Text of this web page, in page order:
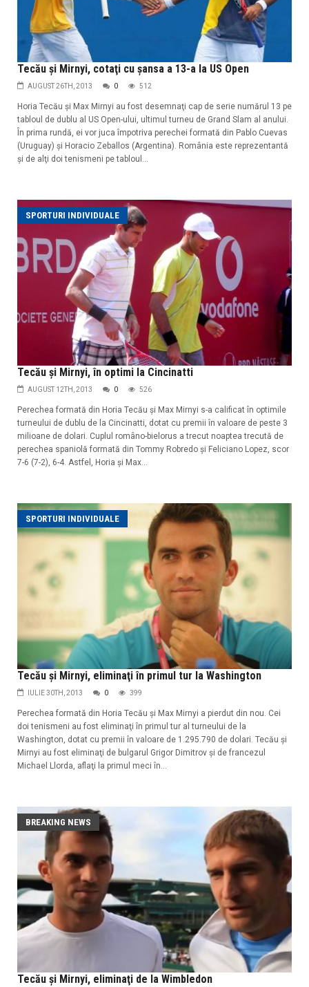
Tecău şi Mirnyi, cotaţi cu şansa a 13-a la US Open
AUGUST 26TH, 2013 0 512
Horia Tecău şi Max Mirnyi au fost desemnaţi cap de serie numărul 13 pe
tabloul de dublu al US Open-ului, ultimul turneu de Grand Slam al anului.
În prima rundă, ei vor juca împotriva perechei formată din Pablo Cuevas
(Uruguay) şi Horacio Zeballos (Argentina). România este reprezentantă
şi de alţi doi tenismeni pe tabloul...
SPORTURI INDIVIDUALE
Tecău și Mirnyi, în optimi la Cincinatti
AUGUST 12TH, 2013 0 526
Perechea formată din Horia Tecău și Max Mirnyi s-a calificat în optimile
turneului de dublu de la Cincinatti, dotat cu premii în valoare de peste 3
milioane de dolari. Cuplul româno-bielorus a trecut noaptea trecută de
perechea spaniolă formată din Tommy Robredo și Feliciano Lopez, scor
7-6 (7-2), 6-4. Astfel, Horia și Max...
SPORTURI INDIVIDUALE
Tecău şi Mirnyi, eliminaţi în primul tur la Washington
IULIE 30TH, 2013 0 399
Perechea formată din Horia Tecău şi Max Mirnyi a pierdut din nou. Cei
doi tenismeni au fost eliminaţi în primul tur al turneului de la
Washington, dotat cu premii în valoare de 1.295.790 de dolari. Tecău şi
Mirnyi au fost eliminaţi de bulgarul Grigor Dimitrov şi de francezul
Michael Llorda, aflaţi la primul meci în...
BREAKING NEWS
Tecău şi Mirnyi, eliminaţi de la Wimbledon